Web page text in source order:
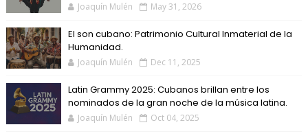
Joaquín Mulén May 31, 2026
El son cubano: Patrimonio Cultural Inmaterial de la
Humanidad.
Joaquín Mulén Dec 11, 2025
Latin Grammy 2025: Cubanos brillan entre los
nominados de la gran noche de la música latina.
Joaquín Mulén Oct 04, 2025